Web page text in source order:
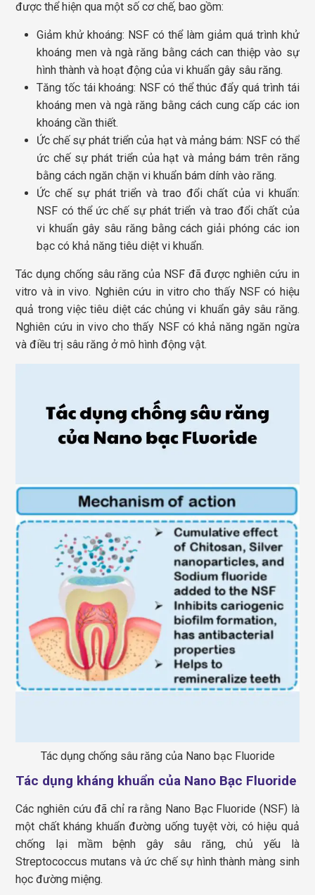
được thể hiện qua một số cơ chế, bao gồm:
Giảm khử khoáng: NSF có thể làm giảm quá trình khử
khoáng men và ngà răng bằng cách can thiệp vào sự
hình thành và hoạt động của vi khuẩn gây sâu răng.
Tăng tốc tái khoáng: NSF có thể thúc đẩy quá trình tái
khoáng men và ngà răng bằng cách cung cấp các ion
khoáng cần thiết.
Ức chế sự phát triển của hạt và mảng bám: NSF có thể
ức chế sự phát triển của hạt và mảng bám trên răng
bằng cách ngăn chặn vi khuẩn bám dính vào răng.
Ức chế sự phát triển và trao đổi chất của vi khuẩn:
NSF có thể ức chế sự phát triển và trao đổi chất của
vi khuẩn gây sâu răng bằng cách giải phóng các ion
bạc có khả năng tiêu diệt vi khuẩn.
Tác dụng chống sâu răng của NSF đã được nghiên cứu in
vitro và in vivo. Nghiên cứu in vitro cho thấy NSF có hiệu
quả trong việc tiêu diệt các chủng vi khuẩn gây sâu răng.
Nghiên cứu in vivo cho thấy NSF có khả năng ngăn ngừa
và điều trị sâu răng ở mô hình động vật.
Tác dụng chống sâu răng của Nano bạc Fluoride
Tác dụng kháng khuẩn của Nano Bạc Fluoride
Các nghiên cứu đã chỉ ra rằng Nano Bạc Fluoride (NSF) là
một chất kháng khuẩn đường uống tuyệt vời, có hiệu quả
chống lại mầm bệnh gây sâu răng, chủ yếu là
Streptococcus mutans và ức chế sự hình thành màng sinh
học đường miệng.